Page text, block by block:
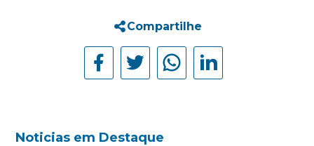
Compartilhe
Noticias em Destaque